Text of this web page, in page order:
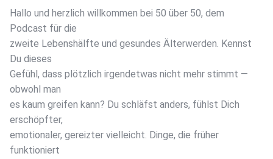
Hallo und herzlich willkommen bei 50 über 50, dem
Podcast für die
zweite Lebenshälfte und gesundes Älterwerden. Kennst
Du dieses
Gefühl, dass plötzlich irgendetwas nicht mehr stimmt —
obwohl man
es kaum greifen kann? Du schläfst anders, fühlst Dich
erschöpfter,
emotionaler, gereizter vielleicht. Dinge, die früher
funktioniert